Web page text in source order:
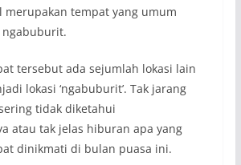
merupakan tempat yang umum
tersebut ada sejumlah lokasi lain
lokasi ‘ngabuburit’. Tak jarang
tidak diketahui
atau tak jelas hiburan apa yang
dinikmati di bulan puasa ini.